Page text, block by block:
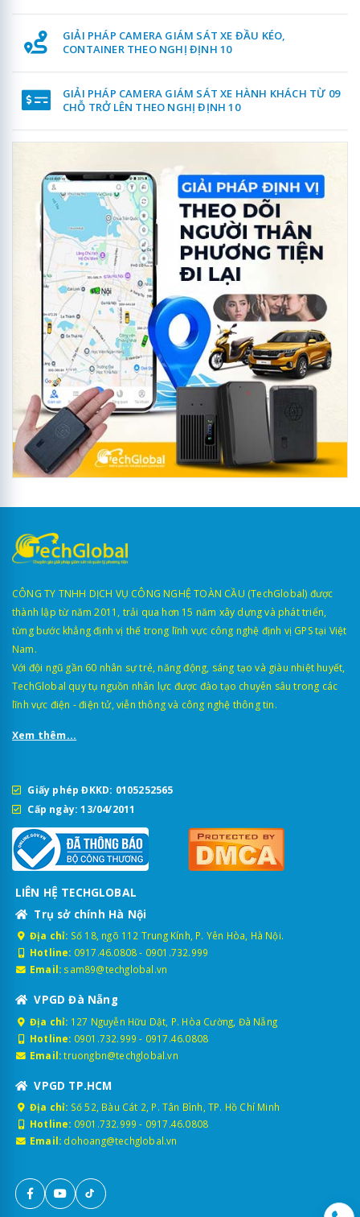
GIẢI PHÁP CAMERA GIÁM SÁT XE ĐẦU KÉO,
CONTAINER THEO NGHỊ ĐỊNH 10
GIẢI PHÁP CAMERA GIÁM SÁT XE HÀNH KHÁCH TỪ 09
CHỖ TRỞ LÊN THEO NGHỊ ĐỊNH 10
CÔNG TY TNHH DỊCH VỤ CÔNG NGHỆ TOÀN CẦU (TechGlobal) được
thành lập từ năm 2011, trải qua hơn 15 năm xây dựng và phát triển,
từng bước khẳng định vị thế trong lĩnh vực công nghệ định vị GPS tại Việt
Nam.
Với đội ngũ gần 60 nhân sự trẻ, năng động, sáng tạo và giàu nhiệt huyết,
TechGlobal quy tụ nguồn nhân lực được đào tạo chuyên sâu trong các
lĩnh vực điện - điện tử, viễn thông và công nghệ thông tin.
Xem thêm...
Giấy phép ĐKKD: 0105252565
Cấp ngày: 13/04/2011
LIÊN HỆ TECHGLOBAL
Trụ sở chính Hà Nội
Địa chỉ: Số 18, ngõ 112 Trung Kính, P. Yên Hòa, Hà Nội.
Hotline: 0917.46.0808- 0901.732.999
Email: sam89@techglobal.vn
VPGD Đà Nẵng
Địa chỉ: 127 Nguyễn Hữu Dật, P. Hòa Cường, Đà Nẵng
Hotline: 0901.732.999 - 0917.46.0808
Email: truongbn@techglobal.vn
VPGD TP.HCM
Địa chỉ: Số 52, Bàu Cát 2, P. Tân Bình, TP. Hồ Chí Minh
Hotline: 0901.732.999 - 0917.46.0808
Email: dohoang@techglobal.vn